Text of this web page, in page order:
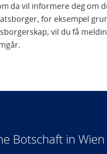
da vil informere deg om
for eksempel
vil du få
Botschaft in Wien